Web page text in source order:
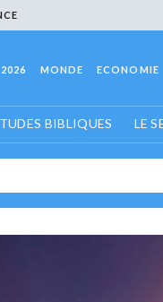
MONDE ECONOMIE
BIBLIQUES LE